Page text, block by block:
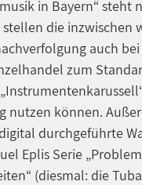
in Bayern“ steht
die inzwischen
auch
zum
nutzen können.
durchgeführte
Eplis Serie
(diesmal: die